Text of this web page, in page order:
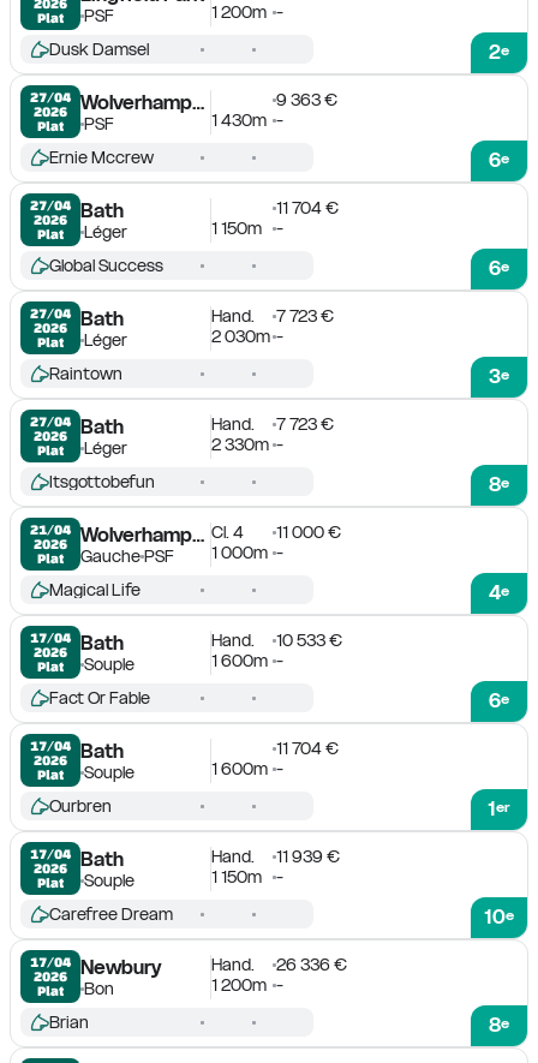
Plat
PSF
1 200m -
2e
Dusk Damsel
27/04
2026
Plat
Wolverhampton
PSF
9 363 €
1 430m -
6e
Ernie Mccrew
27/04
2026
Plat
Bath
Léger
11 704 €
1 150m
-
6e
Global Success
27/04
2026
Plat
Bath
Léger
Hand.
7 723 €
2 030m -
3e
Raintown
27/04
2026
Plat
Bath
Léger
Hand.
7 723 €
2 330m -
8e
Itsgottobefun
21/04
2026
Plat
Wolverhampton
GauchePSF
Cl. 4
11 000 €
1 000m -
4e
Magical Life
17/04
2026
Plat
Bath
Souple
Hand.
10 533 €
1 600m -
6e
Fact Or Fable
17/04
2026
Plat
Bath
Souple
11 704 €
1 600m -
1er
Ourbren
17/04
2026
Plat
Bath
Souple
Hand.
11 939 €
1 150m
-
10e
Carefree Dream
17/04
2026
Plat
Newbury
Bon
Hand.
26 336 €
1 200m -
8e
Brian